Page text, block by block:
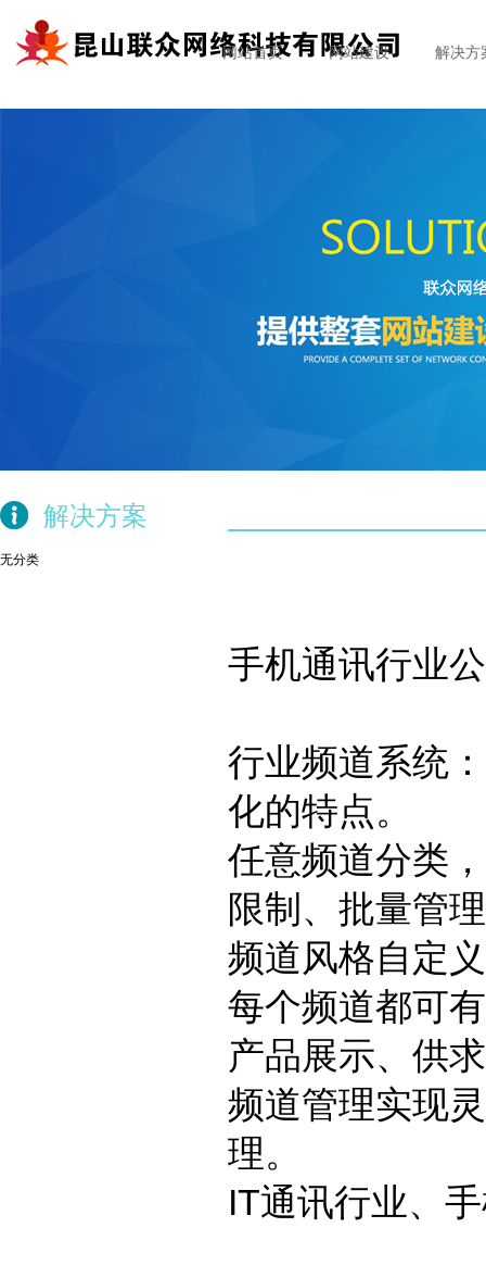
网站首页 网站建设 解决方
解决方案
无分类
手机通讯行业
行业频道系统
化的特点。
任意频道分类
限制、批量管
频道风格自定
每个频道都可
产品展示、供
频道管理实现
理。
IT通讯行业、